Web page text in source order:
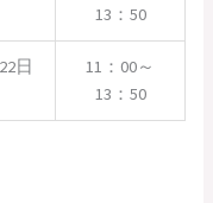
13：50
日
11：00～
13：50